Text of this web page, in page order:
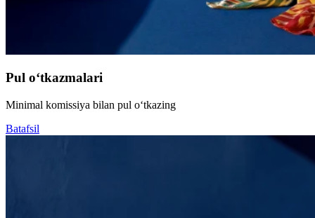
Pul o‘tkazmalari
Minimal komissiya bilan pul o‘tkazing
Batafsil